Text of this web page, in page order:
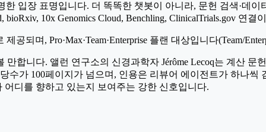
입장 표명입니다. 더 똑똑한 챗봇이 아니라, 문헌 검색·데
bioRxiv, 10x Genomics Cloud, Benchling, ClinicalTrials.gov 연
공되며, Pro·Max·Team·Enterprise 플랜 대상입니다(Team/
합니다. 앨런 연구소의 신경과학자 Jérôme Lecoq는 계산
수가 100페이지가 넘으며, 인용은 리뷰어 에이전트가 하나씩
디를 향하고 있는지 보여주는 강한 신호입니다.